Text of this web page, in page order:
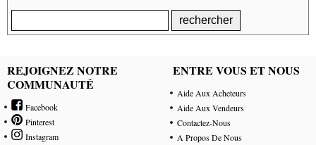
REJOIGNEZ NOTRE
COMMUNAUTÉ
Facebook
Pinterest
Instagram
ENTRE VOUS ET NOUS
Aide Aux Acheteurs
Aide Aux Vendeurs
Contactez-Nous
A Propos De Nous